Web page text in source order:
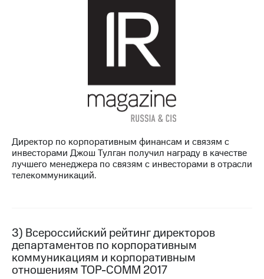
Директор по корпоративным финансам и связям с
инвесторами Джош Тулган получил награду в качестве
лучшего менеджера по связям с инвесторами в отрасли
телекоммуникаций.
3) Всероссийский рейтинг директоров
департаментов по корпоративным
коммуникациям и корпоративным
отношениям TOP-COMM 2017